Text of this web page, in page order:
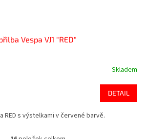
Vespa VJ1 "RED"
Skladem
DETAIL
RED s výstelkami v červené barvě.